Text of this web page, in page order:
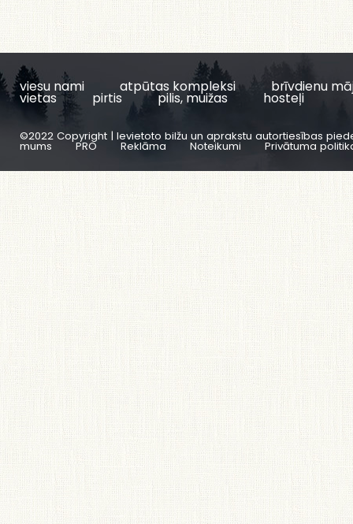
viesu nami atpūtas kompleksi brīvdienu
vietas pirtis pilis, muižas hosteļi
©2022 Copyright | Ievietoto bilžu un aprakstu autortiesības
mums PRO Reklāma Noteikumi Privātuma